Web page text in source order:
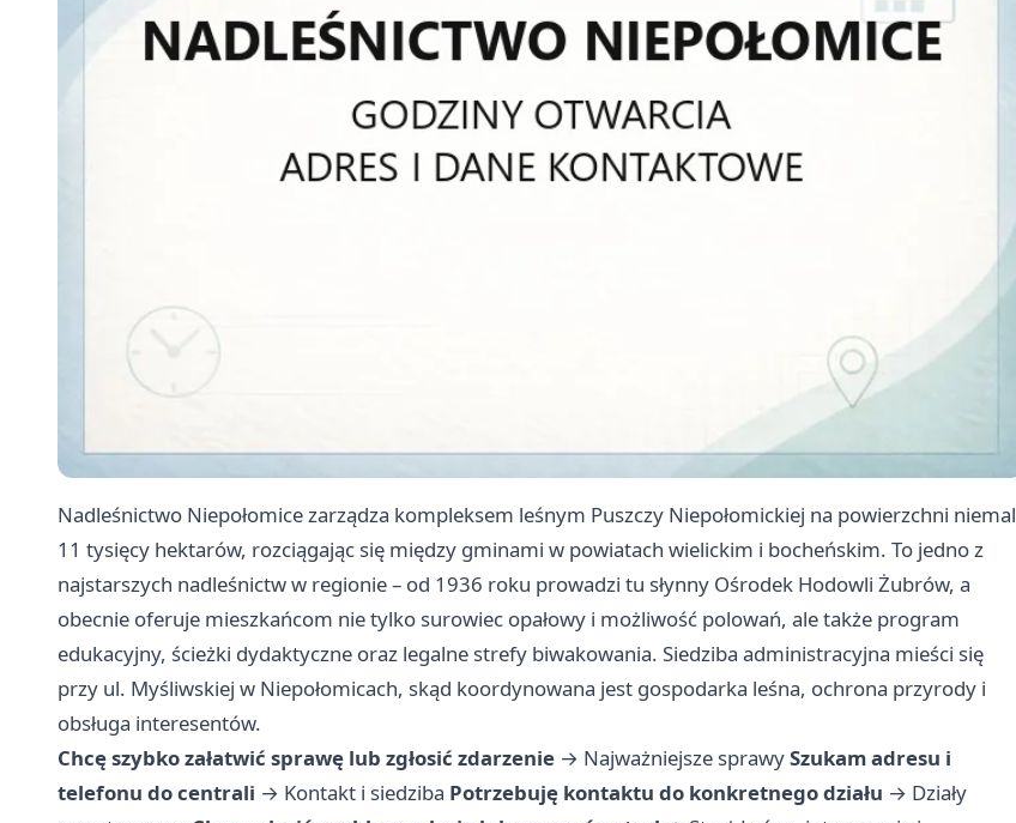
Nadleśnictwo Niepołomice zarządza kompleksem leśnym Puszczy Niepołomickiej na powierzchni niemal
11 tysięcy hektarów, rozciągając się między gminami w powiatach wielickim i bocheńskim. To jedno z
najstarszych nadleśnictw w regionie – od 1936 roku prowadzi tu słynny Ośrodek Hodowli Żubrów, a
obecnie oferuje mieszkańcom nie tylko surowiec opałowy i możliwość polowań, ale także program
edukacyjny, ścieżki dydaktyczne oraz legalne strefy biwakowania. Siedziba administracyjna mieści się
przy ul. Myśliwskiej w Niepołomicach, skąd koordynowana jest gospodarka leśna, ochrona przyrody i
obsługa interesentów.
Chcę szybko załatwić sprawę lub zgłosić zdarzenie → Najważniejsze sprawySzukam adresu i
telefonu do centrali → Kontakt i siedziba Potrzebuję kontaktu do konkretnego działu → Działy